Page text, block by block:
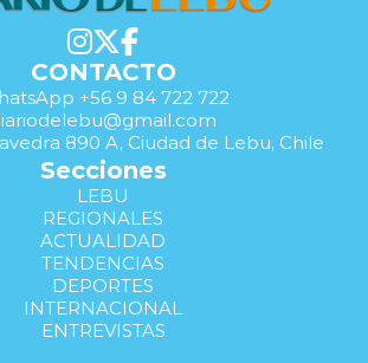
CONTACTO
+56 9 84 722 722
890 A, Ciudad de Lebu, Chile
Secciones
LEBU
REGIONALES
ACTUALIDAD
TENDENCIAS
DEPORTES
INTERNACIONAL
ENTREVISTAS